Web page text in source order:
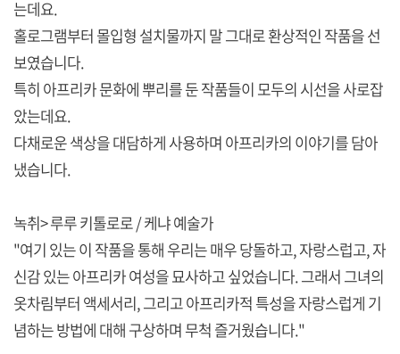
는데요.
홀로그램부터 몰입형 설치물까지 말 그대로 환상적인 작품을 선
보였습니다.
특히 아프리카 문화에 뿌리를 둔 작품들이 모두의 시선을 사로잡
았는데요.
다채로운 색상을 대담하게 사용하며 아프리카의 이야기를 담아
냈습니다.
녹취> 루루 키톨로로 / 케냐 예술가
"여기 있는 이 작품을 통해 우리는 매우 당돌하고, 자랑스럽고, 자
신감 있는 아프리카 여성을 묘사하고 싶었습니다. 그래서 그녀의
옷차림부터 액세서리, 그리고 아프리카적 특성을 자랑스럽게 기
념하는 방법에 대해 구상하며 무척 즐거웠습니다."